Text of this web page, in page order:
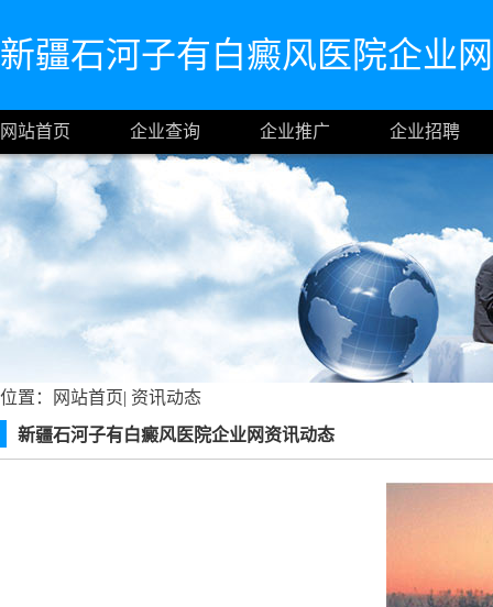
新疆石河子有白癜风医院企业网
网站首页 企业查询 企业推广 企业招聘
位置： 网站首页| 资讯动态
新疆石河子有白癜风医院企业网资讯动态